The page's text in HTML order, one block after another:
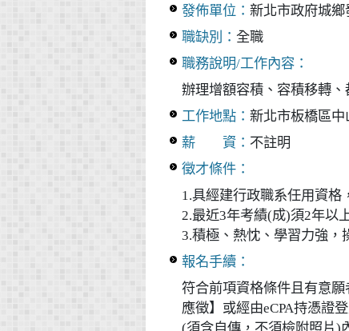
發佈單位： 新北市政府城鄉
職缺別： 全職
職務說明/工作內容：
辦理增額容積、容積移轉
工作地點： 新北市板橋區中
薪 資： 不註明
徵才條件：
1.具經建行政職系任用資格
2.最近3年考績(成)須2年以
3.積極、熱忱、學習力強，
報名手續：
符合前項資格條件且有意
應徵】或經由eCPA持憑證